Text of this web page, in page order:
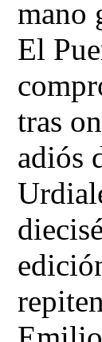
mano
El
tras
adiós